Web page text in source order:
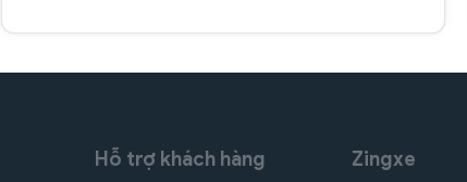
Hỗ trợ khách hàng Zingxe